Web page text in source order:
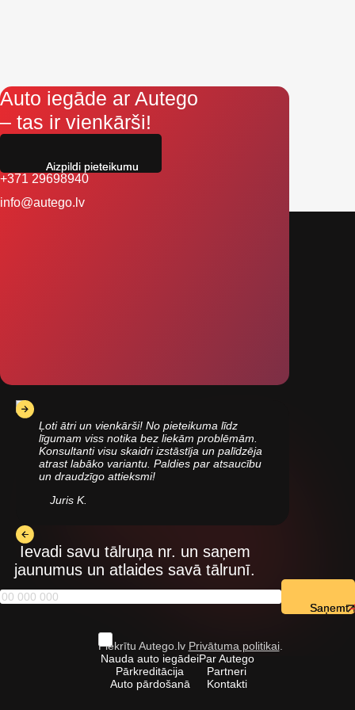
Auto iegāde ar Autego
– tas ir vienkārši!
+371 29698940
info@autego.lv
Ļoti ātri un vienkārši! No pieteikuma līdz
līgumam viss notika bez liekām problēmām.
Konsultanti visu skaidri izstāstīja un palīdzēja
atrast labāko variantu. Paldies par atsaucību
un draudzīgo attieksmi!
Juris K.
Ievadi savu tālruņa nr. un saņem
jaunumus un atlaides savā tālrunī.
Piekrītu Autego.lv Privātuma politikai.
Nauda auto iegādei
Pārkreditācija
Auto pārdošanā
Par Autego
Partneri
Kontakti